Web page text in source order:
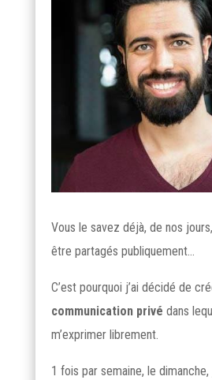
Vous le savez déjà, de nos
être partagés publiquement…
C’est pourquoi j’ai décidé de
communication privé dans
m’exprimer librement.
1 fois par semaine, le dimanche,